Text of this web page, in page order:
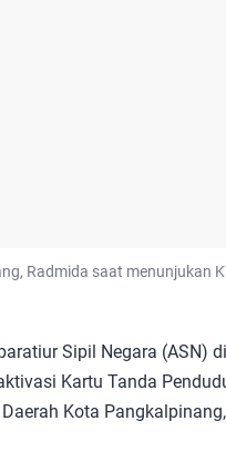
Radmida saat menunjukan
Sipil Negara (ASN)
Kartu Tanda
Kota